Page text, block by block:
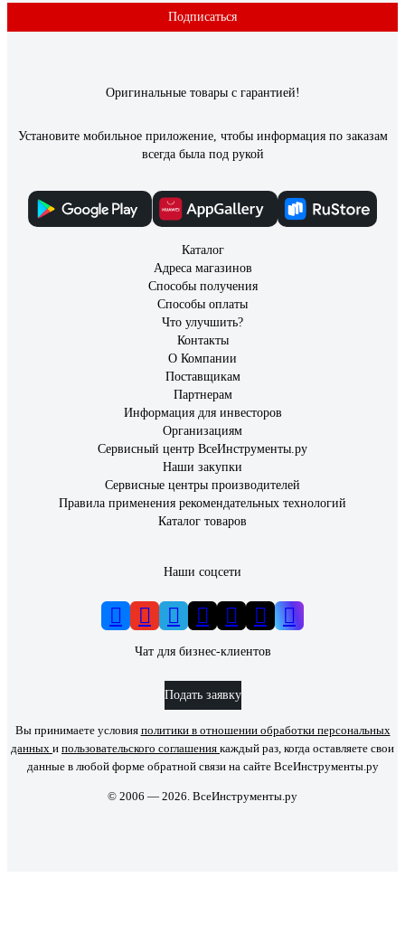
Подписаться
Оригинальные товары с гарантией!
Установите мобильное приложение, чтобы информация по заказам
всегда была под рукой
Каталог
Адреса магазинов
Способы получения
Способы оплаты
Что улучшить?
Контакты
О Компании
Поставщикам
Партнерам
Информация для инвесторов
Организациям
Сервисный центр ВсеИнструменты.ру
Наши закупки
Сервисные центры производителей
Правила применения рекомендательных технологий
Каталог товаров
Наши соцсети
Чат для бизнес-клиентов
Подать заявку
Вы принимаете условия политики в отношении обработки персональных
данных и пользовательского соглашения каждый раз, когда оставляете свои
данные в любой форме обратной связи на сайте ВсеИнструменты.ру
© 2006 — 2026. ВсеИнструменты.ру